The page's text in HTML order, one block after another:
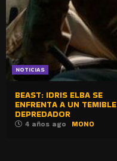
NOTICIAS
BEAST: IDRIS ELBA SE
ENFRENTA A UN TEMIBLE
DEPREDADOR
4 años ago MONO